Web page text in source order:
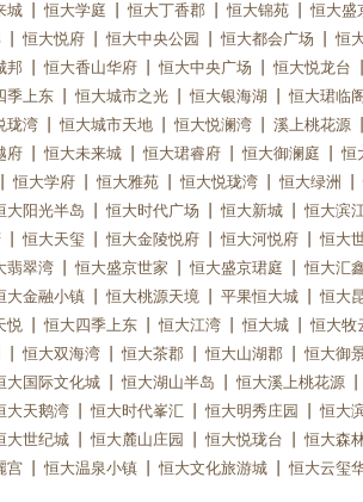
城 恒大学庭 恒大丁香郡 恒大锦苑 恒大盛
恒大悦府 恒大中央公园 恒大都会广场 恒
邦 恒大香山华府 恒大中央广场 恒大悦龙台
季上东 恒大城市之光 恒大银海湖 恒大珺临
珑湾 恒大城市天地 恒大悦澜湾 溪上桃花源
府 恒大未来城 恒大珺睿府 恒大御澜庭 恒
恒大学府 恒大雅苑 恒大悦珑湾 恒大绿洲
大阳光半岛 恒大时代广场 恒大新城 恒大滨
恒大天玺 恒大金陵悦府 恒大河悦府 恒大
翡翠湾 恒大盛京世家 恒大盛京珺庭 恒大汇
大金融小镇 恒大桃源天境 平果恒大城 恒大
悦 恒大四季上东 恒大江湾 恒大城 恒大牧
恒大双海湾 恒大茶郡 恒大山湖郡 恒大御
大国际文化城 恒大湖山半岛 恒大溪上桃花源
大天鹅湾 恒大时代峯汇 恒大明秀庄园 恒大
大世纪城 恒大麓山庄园 恒大悦珑台 恒大森
宫 恒大温泉小镇 恒大文化旅游城 恒大云玺